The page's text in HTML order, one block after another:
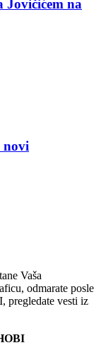
Jovičićem na
novi
Vaša
odmarate posle
pregledate vesti iz